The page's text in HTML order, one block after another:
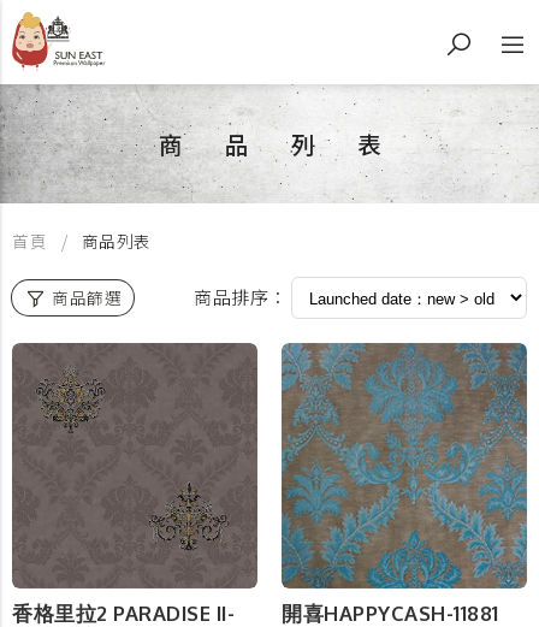
商品列表
首頁 商品列表
商品篩選 商品排序：
香格里拉2 PARADISE II-
開喜HAPPYCASH-11881